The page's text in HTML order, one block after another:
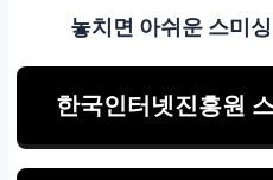
의
심
마
놓치면 아쉬운 스미
한국인터넷진흥원